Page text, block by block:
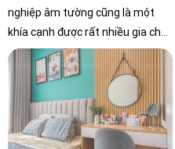
nghiệp âm tường cũng là một
khía cạnh được rất nhiều gia chủ
quan tâm. Bởi nó không chỉ tiện
lợi, mà còn mang lại tính thẩm
mỹ cho ngôi nhà, tận dụng các
khoảng không gian trống hoàn
hảo.